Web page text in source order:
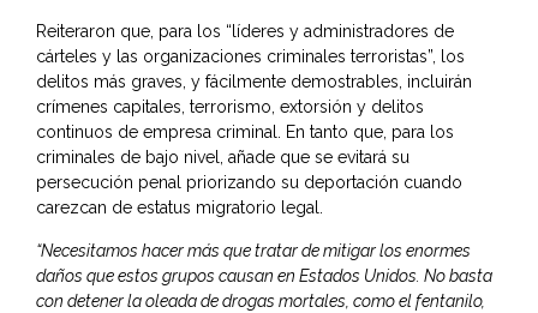
Reiteraron que, para los “líderes y administradores de
cárteles y las organizaciones criminales terroristas”, los
delitos más graves, y fácilmente demostrables, incluirán
crímenes capitales, terrorismo, extorsión y delitos
continuos de empresa criminal. En tanto que, para los
criminales de bajo nivel, añade que se evitará su
persecución penal priorizando su deportación cuando
carezcan de estatus migratorio legal.
“Necesitamos hacer más que tratar de mitigar los enormes
daños que estos grupos causan en Estados Unidos. No basta
con detener la oleada de drogas mortales, como el fentanilo,